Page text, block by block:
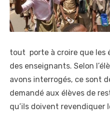
tout porte à croire que les
des enseignants. Selon
avons interrogés, ce sont
demandé aux élèves de
qu’ils doivent revendiquer